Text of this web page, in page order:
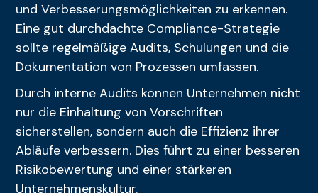
und Verbesserungsmöglichkeiten zu erkennen.
Eine gut durchdachte Compliance-Strategie
sollte regelmäßige Audits, Schulungen und die
Dokumentation von Prozessen umfassen.
Durch interne Audits können Unternehmen nicht
nur die Einhaltung von Vorschriften
sicherstellen, sondern auch die Effizienz ihrer
Abläufe verbessern. Dies führt zu einer besseren
Risikobewertung und einer stärkeren
Unternehmenskultur.